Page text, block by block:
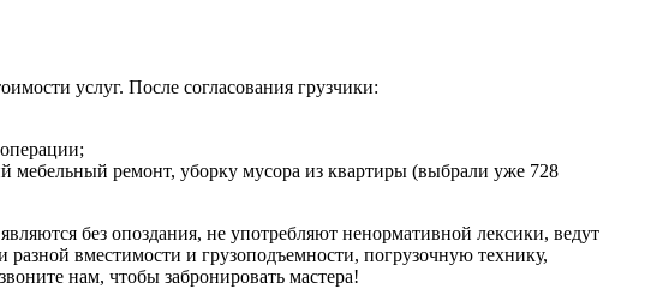
услуг. После согласования грузчики:
мебельный ремонт, уборку мусора из квартиры (выбрали уже 728
без опоздания, не употребляют ненормативной лексики, ведут
вместимости и грузоподъемности, погрузочную технику,
нам, чтобы забронировать мастера!